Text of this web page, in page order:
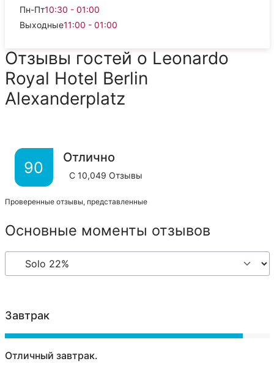
Пн-Пт10:30 - 01:00
Выходные11:00 - 01:00
Отзывы гостей о Leonardo
Royal Hotel Berlin
Alexanderplatz
90
Отлично
С 10,049 Отзывы
Проверенные отзывы, представленные
Основные моменты отзывов
Завтрак
Отличный завтрак.